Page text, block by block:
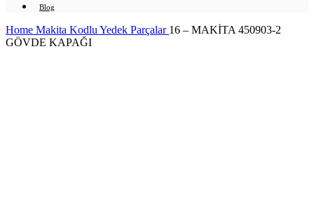
Blog
Home Makita Kodlu Yedek Parçalar 16 – MAKİTA 450903-2
GÖVDE KAPAĞI